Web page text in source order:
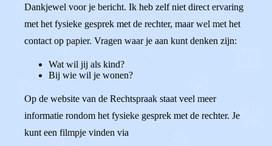
Dankjewel voor je bericht. Ik heb zelf niet direct ervaring
met het fysieke gesprek met de rechter, maar wel met het
contact op papier. Vragen waar je aan kunt denken zijn:
Wat wil jij als kind?
Bij wie wil je wonen?
Op de website van de Rechtspraak staat veel meer
informatie rondom het fysieke gesprek met de rechter. Je
kunt een filmpje vinden via